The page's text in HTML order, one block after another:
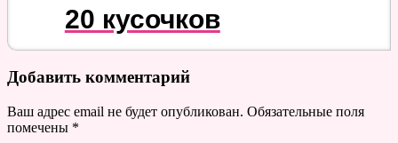
20 кусочков
Добавить комментарий
Ваш адрес email не будет опубликован. Обязательные поля
помечены *